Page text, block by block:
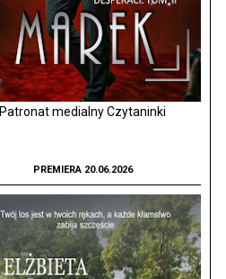
Patronat medialny Czytaninki
PREMIERA 20.06.2026